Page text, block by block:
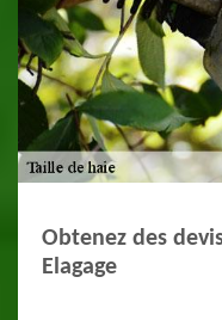
Obtenez des
Elagage